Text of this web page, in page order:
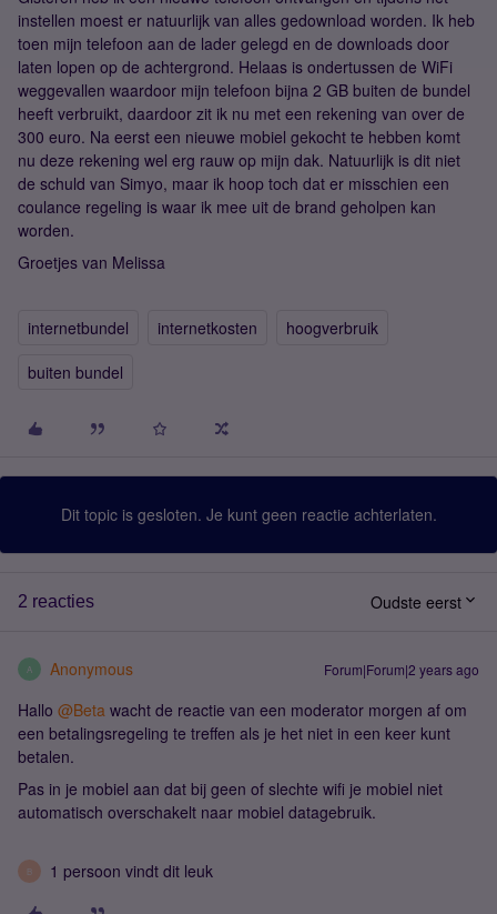
instellen moest er natuurlijk van alles gedownload worden. Ik heb
toen mijn telefoon aan de lader gelegd en de downloads door
laten lopen op de achtergrond. Helaas is ondertussen de WiFi
weggevallen waardoor mijn telefoon bijna 2 GB buiten de bundel
heeft verbruikt, daardoor zit ik nu met een rekening van over de
300 euro. Na eerst een nieuwe mobiel gekocht te hebben komt
nu deze rekening wel erg rauw op mijn dak. Natuurlijk is dit niet
de schuld van Simyo, maar ik hoop toch dat er misschien een
coulance regeling is waar ik mee uit de brand geholpen kan
worden.
Groetjes van Melissa
internetbundel internetkosten
hoogverbruik
buiten bundel
Dit topic is gesloten. Je kunt geen reactie achterlaten.
2 reacties Oudste eerst
A Anonymous Forum|Forum|2 years ago
Hallo @Beta wacht de reactie van een moderator morgen af om
een betalingsregeling te treffen als je het niet in een keer kunt
betalen.
Pas in je mobiel aan dat bij geen of slechte wifi je mobiel niet
automatisch overschakelt naar mobiel datagebruik.
B 1 persoon vindt dit leuk